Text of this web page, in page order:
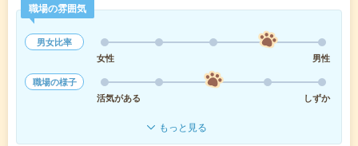
職場の雰囲気
男女比率
女性
男性
職場の様子
活気がある
しずか
もっと見る